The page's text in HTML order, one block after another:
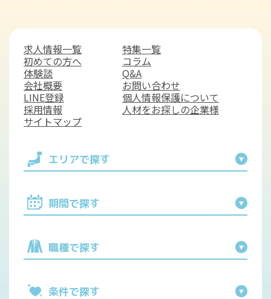
エリアで探す
期間で探す
職種で探す
条件で探す
求人情報一覧
特集一覧
初めての方へ
コラム
体験談
Q&A
会社概要
お問い合わせ
LINE登録
個人情報保護について
採用情報
人材をお探しの企業様
サイトマップ